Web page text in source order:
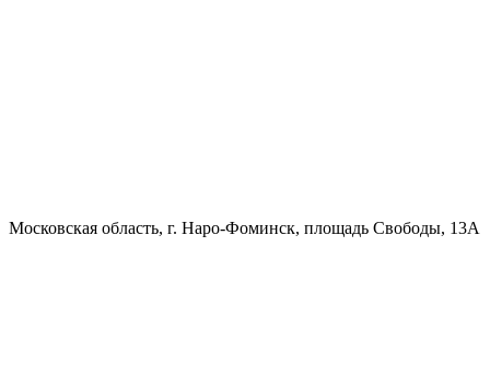
Московская область, г. Наро-Фоминск, площадь Свободы, 13А